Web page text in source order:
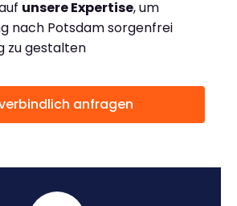
unsere Expertise, um
nach Potsdam sorgenfrei
zu gestalten
anfragen